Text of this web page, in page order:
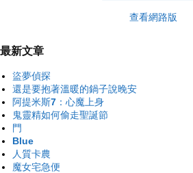
查看網路版
最新文章
盜夢偵探
還是要抱著溫暖的鍋子說晚安
阿提米斯7：心魔上身
鬼靈精如何偷走聖誕節
門
Blue
人質卡農
魔女宅急便